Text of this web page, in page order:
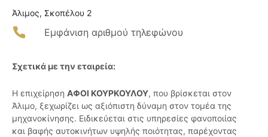
Άλιμος, Σκοπέλου 2
Εμφάνιση αριθμού τηλεφώνου
Σχετικά με την εταιρεία:
Η επιχείρηση ΑΦΟΙ ΚΟΥΡΚΟΥΛΟΥ, που βρίσκεται στον
Άλιμο, ξεχωρίζει ως αξιόπιστη δύναμη στον τομέα της
μηχανοκίνησης. Ειδικεύεται στις υπηρεσίες φανοποιίας
και βαφής αυτοκινήτων υψηλής ποιότητας, παρέχοντας